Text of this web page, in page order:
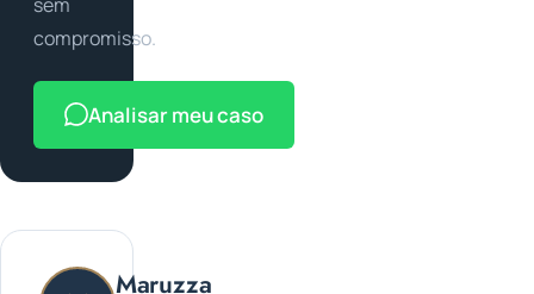
compromisso.
Analisar meu caso
Maruzza